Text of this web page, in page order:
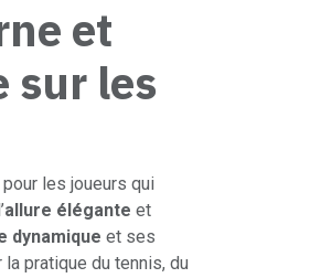
et
sur les
les joueurs qui
allure élégante et
dynamique et ses
pratique du tennis, du